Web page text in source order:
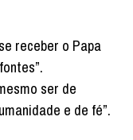
receber o Papa
ser de
e de fé”.